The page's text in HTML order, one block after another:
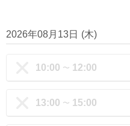
2026年08月13日 (木)
10:00 〜 12:00
13:00 〜 15:00